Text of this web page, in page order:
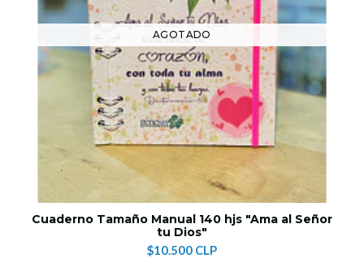
AGOTADO
Cuaderno Tamaño Manual 140 hjs "Ama al Señor
tu Dios"
$10.500 CLP